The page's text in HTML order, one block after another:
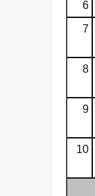
6
7
8
9
10